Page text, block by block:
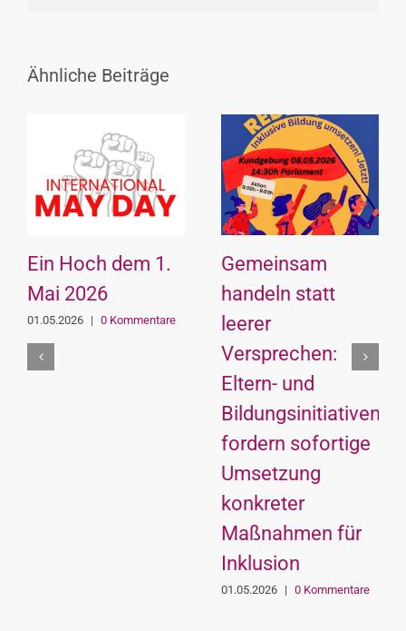
Ähnliche Beiträge
Ein Hoch dem 1.
Mai 2026
01.05.2026 | 0 Kommentare
Gemeinsam
handeln statt
leerer
Versprechen:
Eltern- und
Bildungsinitiativen
fordern sofortige
Umsetzung
konkreter
Maßnahmen für
Inklusion
01.05.2026 | 0 Kommentare